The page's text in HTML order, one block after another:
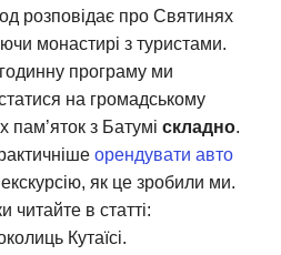
розповідає про Святинях
монастирі з туристами.
програму ми
на громадському
пам’яток з Батумі складно.
орендувати авто
як це зробили ми.
читайте в статті:
Кутаїсі.